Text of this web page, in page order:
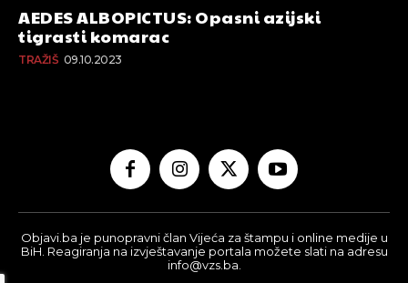
AEDES ALBOPICTUS: Opasni azijski
tigrasti komarac
TRAŽIŠ 09.10.2023
Objavi.ba je punopravni član Vijeća za štampu i online medije u
BiH. Reagiranja na izvještavanje portala možete slati na adresu
info@vzs.ba.